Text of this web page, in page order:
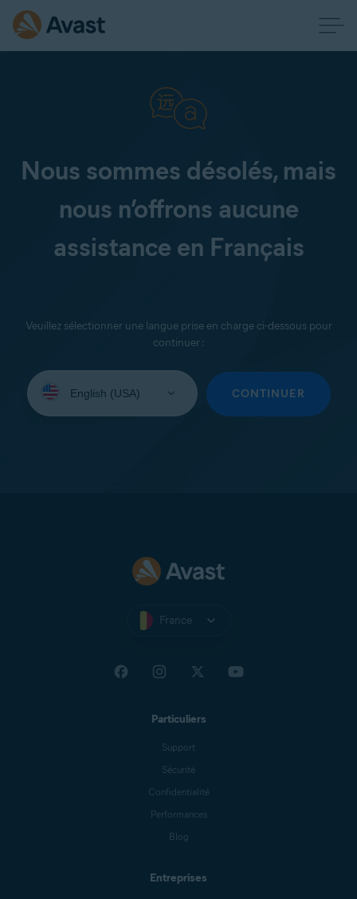
Nous sommes désolés, mais
nous n’offrons aucune
assistance en Français
Veuillez sélectionner une langue prise en charge ci-dessous pour
continuer :
une
CONTINUER
France
Particuliers
Support
Sécurité
Confidentialité
Performances
Blog
Entreprises